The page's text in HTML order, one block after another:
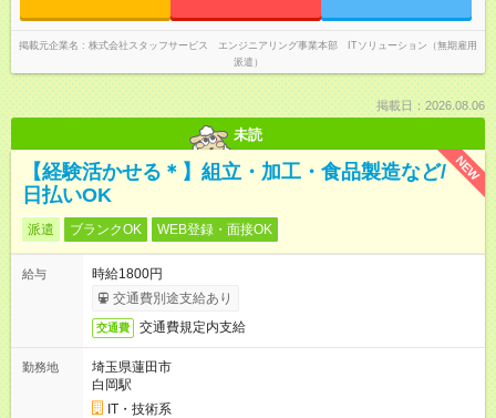
掲載元企業名
株式会社スタッフサービス エンジニアリング事業本部 ITソリューション（無期雇用
派遣）
掲載日：2026.08.06
未読
NEW
【経験活かせる＊】組立・加工・食品製造など/
日払いOK
派遣 ブランクOK WEB登録・面接OK
給与
時給1800円
交通費別途支給あり
交通費 交通費規定内支給
勤務地
埼玉県蓮田市
白岡駅
IT・技術系